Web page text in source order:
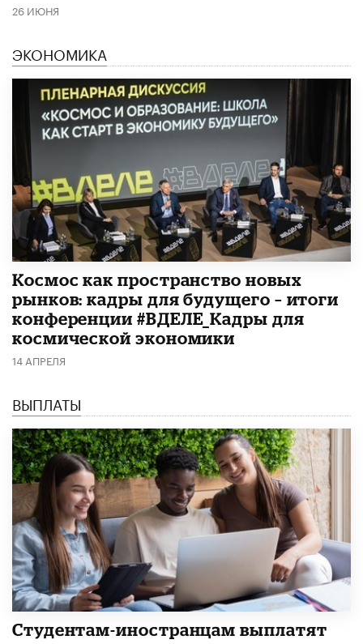
26 ИЮНЯ
ЭКОНОМИКА
Космос как пространство новых
рынков: кадры для будущего – итоги
конференции #ВДЕЛЕ_Кадры для
космической экономики
14 АПРЕЛЯ
ВЫПЛАТЫ
Студентам-иностранцам выплатят